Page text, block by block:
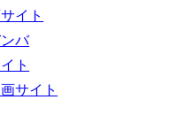
イト
バ
ト
サイト